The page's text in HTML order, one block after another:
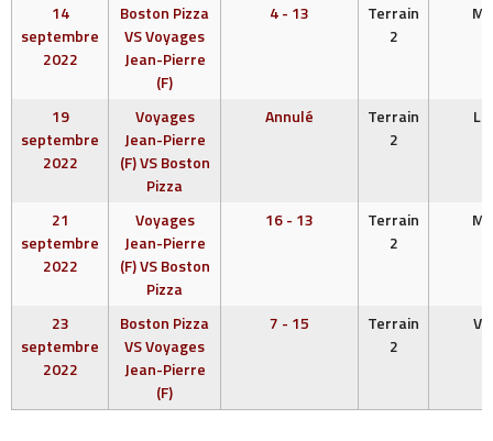
14
septembre
2022
Boston Pizza
VS Voyages
Jean-Pierre
(F)
4 - 13
Terrain
2
19
septembre
2022
Voyages
Jean-Pierre
(F) VS Boston
Pizza
Annulé
Terrain
2
21
septembre
2022
Voyages
Jean-Pierre
(F) VS Boston
Pizza
16 - 13
Terrain
2
23
septembre
2022
Boston Pizza
VS Voyages
Jean-Pierre
(F)
7 - 15
Terrain
2